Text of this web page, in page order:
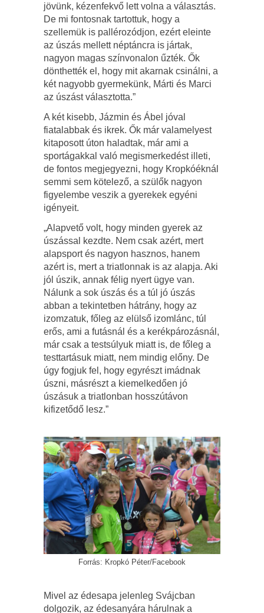
jövünk, kézenfekvő lett volna a választás.
De mi fontosnak tartottuk, hogy a
szellemük is pallérozódjon, ezért eleinte
az úszás mellett néptáncra is jártak,
nagyon magas színvonalon űzték. Ők
dönthették el, hogy mit akarnak csinálni, a
két nagyobb gyermekünk, Márti és Marci
az úszást választotta.”
A két kisebb, Jázmin és Ábel jóval
fiatalabbak és ikrek. Ők már valamelyest
kitaposott úton haladtak, már ami a
sportágakkal való megismerkedést illeti,
de fontos megjegyezni, hogy Kropkóéknál
semmi sem kötelező, a szülők nagyon
figyelembe veszik a gyerekek egyéni
igényeit.
„Alapvető volt, hogy minden gyerek az
úszással kezdte. Nem csak azért, mert
alapsport és nagyon hasznos, hanem
azért is, mert a triatlonnak is az alapja. Aki
jól úszik, annak félig nyert ügye van.
Nálunk a sok úszás és a túl jó úszás
abban a tekintetben hátrány, hogy az
izomzatuk, főleg az elülső izomlánc, túl
erős, ami a futásnál és a kerékpározásnál,
már csak a testsúlyuk miatt is, de főleg a
testtartásuk miatt, nem mindig előny. De
úgy fogjuk fel, hogy egyrészt imádnak
úszni, másrészt a kiemelkedően jó
úszásuk a triatlonban hosszútávon
kifizetődő lesz.”
Forrás: Kropkó Péter/Facebook
Mivel az édesapa jelenleg Svájcban
dolgozik, az édesanyára hárulnak a